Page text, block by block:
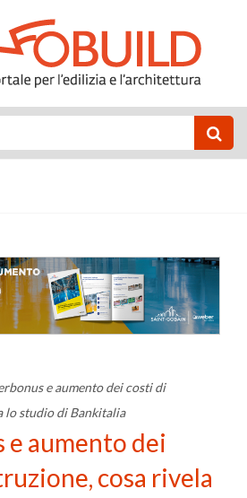
e aumento dei costi di
lo studio di Bankitalia
e aumento dei
cosa rivela